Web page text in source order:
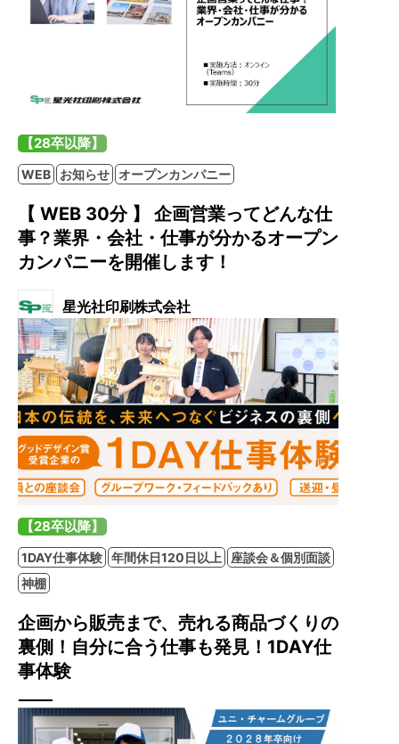
【28卒以降】
WEB お知らせ オープンカンパニー
【 WEB 30分 】 企画営業ってどんな仕
事？業界・会社・仕事が分かるオープン
カンパニーを開催します！
星光社印刷株式会社
【28卒以降】
1DAY仕事体験 年間休日120日以上
座談会＆個別面談
神棚
企画から販売まで、売れる商品づくりの
裏側！自分に合う仕事も発見！1DAY仕
事体験
株式会社静岡木工